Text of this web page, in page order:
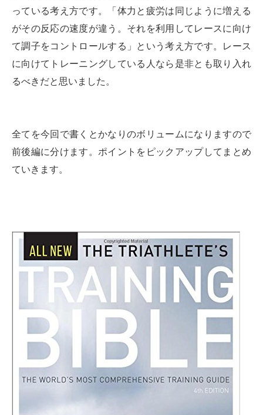
っている考え方です。「体力と疲労は同じように増える
がその反応の速度が違う。それを利用してレースに向け
て調子をコントロールする」という考え方です。レース
に向けてトレーニングしている人なら是非とも取り入れ
るべきだと思いました。
全てを今回で書くとかなりのボリュームになりますので
前後編に分けます。ポイントをピックアップしてまとめ
ていきます。